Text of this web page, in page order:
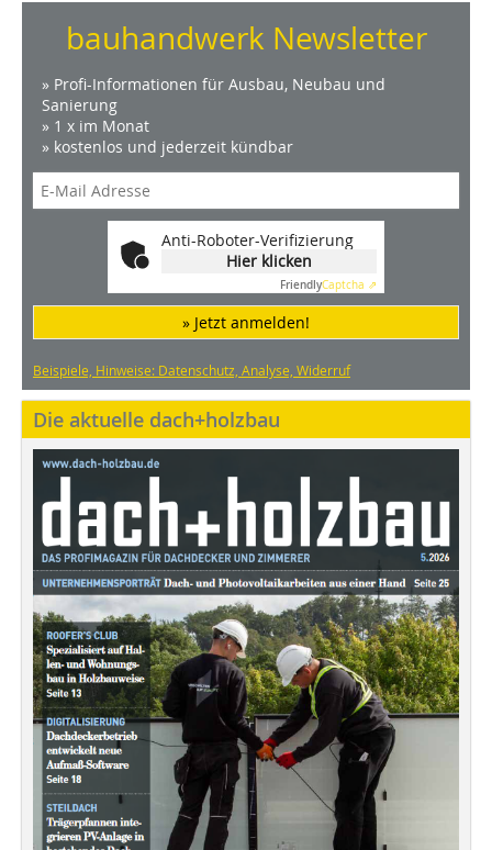
bauhandwerk Newsletter
» Profi-Informationen für Ausbau, Neubau und
Sanierung
» 1 x im Monat
» kostenlos und jederzeit kündbar
Anti-Roboter-Verifizierung
Hier klicken
FriendlyCaptcha ⇗
» Jetzt anmelden!
Beispiele, Hinweise: Datenschutz, Analyse, Widerruf
Die aktuelle dach+holzbau